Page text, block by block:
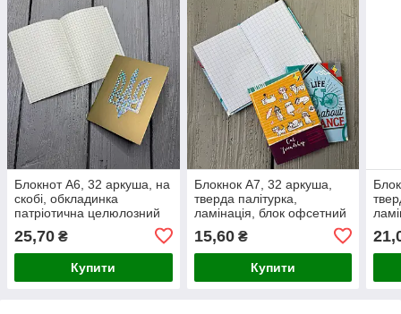
Блокнот А6, 32 аркуша, на
скобі, обкладинка
патріотична целюлозний
фольгою, клітинка
25,70 ₴
Купити
Блокнок А7, 32 аркуша,
тверда палітурка,
ламінація, блок офсетний
15,60₴
Купити